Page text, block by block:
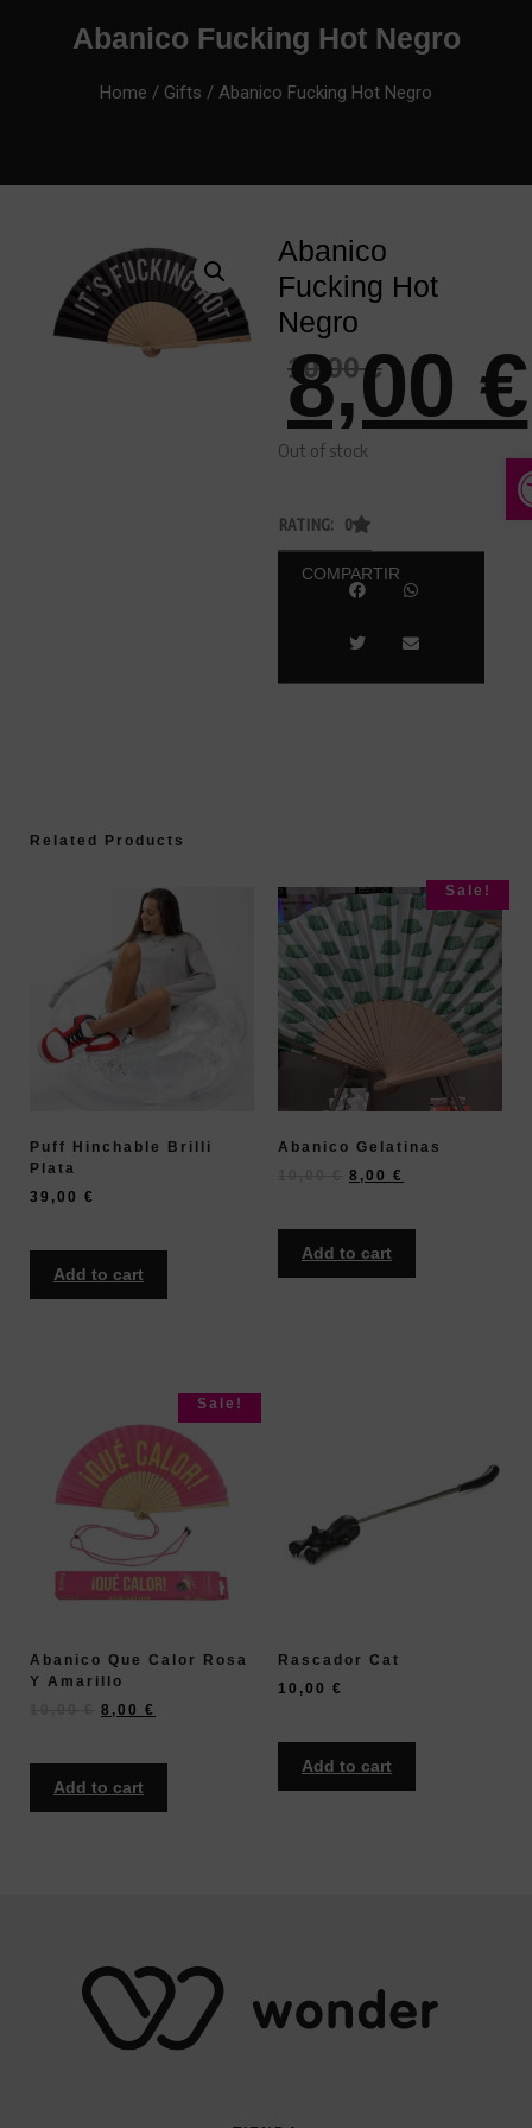
Abanico Fucking Hot Negro
Home / Gifts / Abanico Fucking Hot Negro
Abanico
Fucking Hot
Negro
10,00€
8,00 €
Out of stock
RATING: 0
COMPARTIR
Related Products
Puff Hinchable Brilli
Plata
39,00 €
Add to cart
Sale!
Abanico Gelatinas
8,00 €
Add to cart
Sale!
Abanico Que Calor Rosa
Y Amarillo
8,00 €
Add to cart
Rascador Cat
10,00 €
Add to cart